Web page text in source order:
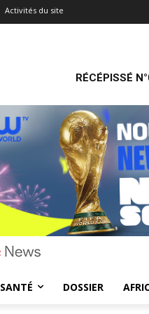
Activités du site
RÉCÉPISSÉ
SANTÉ DOSSIER